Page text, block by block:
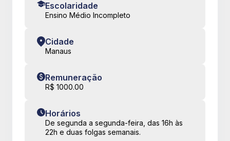
Escolaridade
Ensino Médio Incompleto
Cidade
Manaus
Remuneração
R$ 1000.00
Horários
De segunda a segunda-feira, das 16h às
22h e duas folgas semanais.